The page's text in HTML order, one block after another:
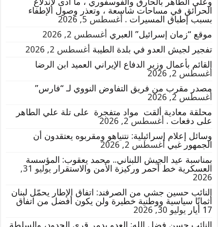
الحرائق في مساحات شاسعة ، وتعذر وصول الإطفاء
بسبب إطباق المسيرات . أغسطس 5, 2026
موقع “زمان إسرائيل” العبري أغسطس 2, 2026
تفجير لجيش العدو في بلدة الطيبة أغسطس 2, 2026
القائم بأعمال وزير الدفاع الإيراني العميد ابن الرضا
أغسطس 2, 2026
مصدر مقرب من فريق التفاوض النووي لـ “فارس”
أغسطس 2, 2026
محلقة معادية ألقت مواد متفجرة على تلة علي الطاهر
على دفعات . أغسطس 2, 2026
وسائل إعلام إسرائيلية: نتنياهو ومقربوه يعتقدون أن
الجمهور غبي أغسطس 2, 2026
بمناسبة عيد الجيش اللبناني.. محمد يعقوب: المؤسسة
العسكرية خط أحمر وركيزة الأمن والاستقرار
يوليو 31,
2026
النائب حسين جشي من الصرفند: اتفاق الإطار يحمّل لبنان
أثمانًا سياسية ووطنية خطيرة ولن يكون أفضل من اتفاق
17 أيار
يوليو 30, 2026